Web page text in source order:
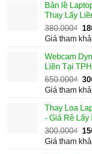
Bản lề
Thay Lấy
380.000₫
Giá tham
Webcam
Liền Tại
650.000₫
Giá tham
Thay Loa
- Giá Rẻ Lấy
300.000₫
Giá tham